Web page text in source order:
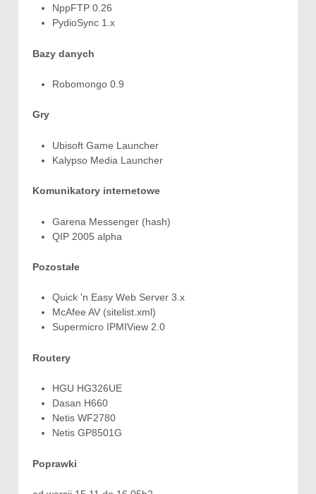
NppFTP 0.26
PydioSync 1.x
Bazy danych
Robomongo 0.9
Gry
Ubisoft Game Launcher
Kalypso Media Launcher
Komunikatory internetowe
Garena Messenger (hash)
QIP 2005 alpha
Pozostałe
Quick 'n Easy Web Server 3.x
McAfee AV (sitelist.xml)
Supermicro IPMIView 2.0
Routery
HGU HG326UE
Dasan H660
Netis WF2780
Netis GP8501G
Poprawki